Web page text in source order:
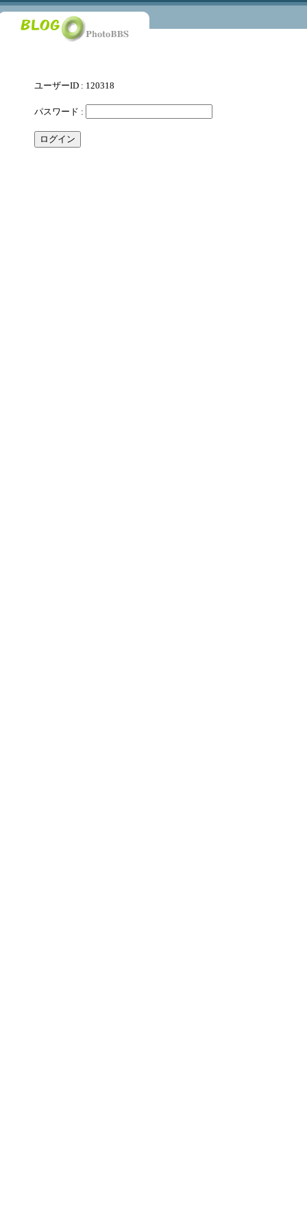
ユーザーID : 120318
パスワード :